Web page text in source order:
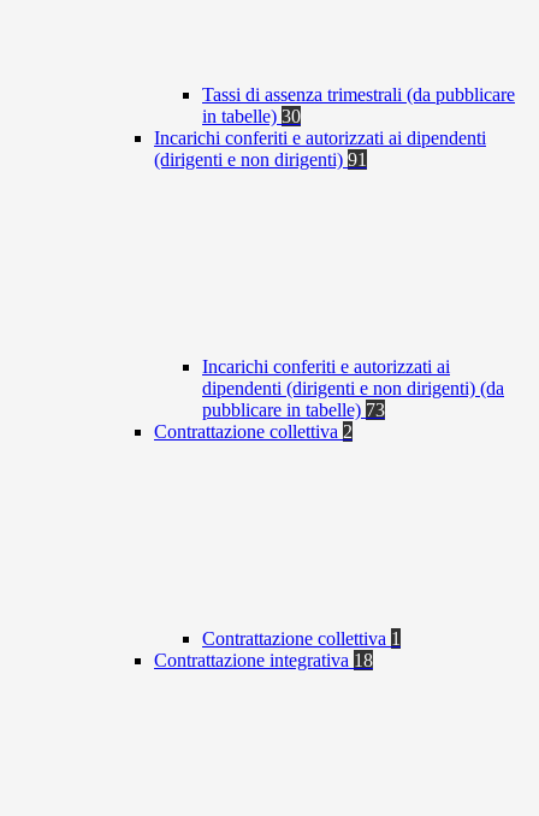
Tassi di assenza trimestrali (da pubblicare
in tabelle) 30
Incarichi conferiti e autorizzati ai dipendenti
(dirigenti e non dirigenti) 91
Incarichi conferiti e autorizzati ai
dipendenti (dirigenti e non dirigenti) (da
pubblicare in tabelle) 73
Contrattazione collettiva 2
Contrattazione collettiva 1
Contrattazione integrativa 18